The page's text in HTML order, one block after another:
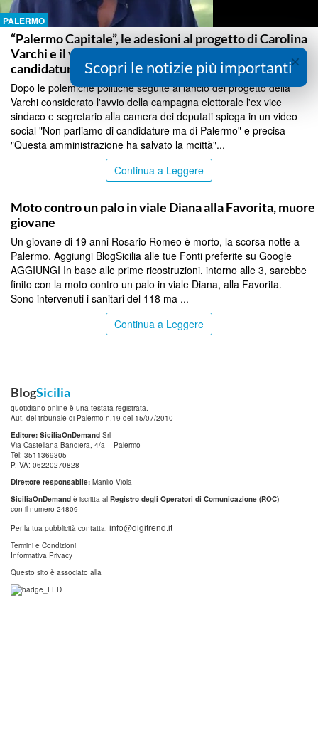
PALERMO
“Palermo Capitale”, le adesioni al progetto di Carolina
Varchi e il video social: “Non vogliamo parlare di
candidature”
Dopo le polemiche politiche seguite al lancio del progetto della
Varchi considerato l'avvio della campagna elettorale l'ex vice
sindaco e segretario alla camera dei deputati spiega in un video
social "Non parliamo di candidature ma di Palermo" e precisa
"Questa amministrazione ha salvato la mcittà"...
Continua a Leggere
Moto contro un palo in viale Diana alla Favorita, muore
giovane
Un giovane di 19 anni Rosario Romeo è morto, la scorsa notte a
Palermo. Aggiungi BlogSicilia alle tue Fonti preferite su Google
AGGIUNGI In base alle prime ricostruzioni, intorno alle 3, sarebbe
finito con la moto contro un palo in viale Diana, alla Favorita.
Sono intervenuti i sanitari del 118 ma ...
Continua a Leggere
BlogSicilia
quotidiano online è una testata registrata.
Aut. del tribunale di Palermo n.19 del 15/07/2010
Editore: SiciliaOnDemand Srl
Via Castellana Bandiera, 4/a – Palermo
Tel: 3511369305
P.IVA: 06220270828
Direttore responsabile: Manlio Viola
SiciliaOnDemand è iscritta al Registro degli Operatori di Comunicazione (ROC)
con il numero 24809
Per la tua pubblicità contatta: info@digitrend.it
Termini e Condizioni
Informativa Privacy
Questo sito è associato alla
×
Scopri le notizie più importanti